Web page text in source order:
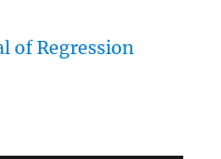
of Regression